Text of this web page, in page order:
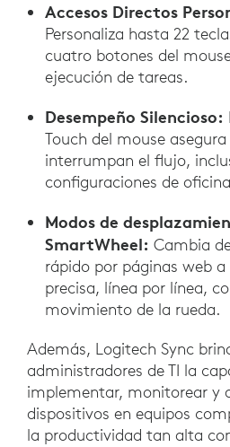
Accesos Directos
Personaliza hasta 22
cuatro botones del
ejecución de tareas.
Desempeño Silencioso:
Touch del mouse
interrumpan el flujo,
configuraciones de
Modos de
SmartWheel: Cambia
rápido por páginas web
precisa, línea por línea,
movimiento de la rueda.
Además, Logitech Sync
administradores de TI la
implementar, monitorear y
dispositivos en equipos
la productividad tan alta